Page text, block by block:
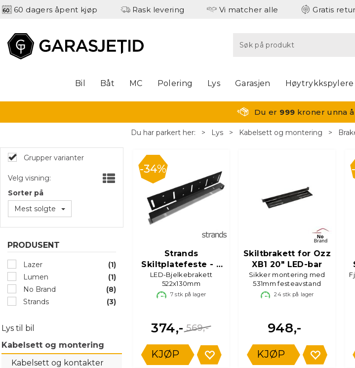
60 dagers åpent kjøp Rask levering Vi matcher alle Gratis retur
Bil Båt MC Polering Lys Garasjen Høytrykkspylere
Du er 999 kroner unna å
Du har parkert her: > Lys > Kabelsett og montering >
Grupper varianter
Velg visning:
Sorter på
Mest solgte
PRODUSENT
Lazer
(1)
Lumen
(1)
No Brand
(8)
Strands
(3)
Lys til bil
Kabelsett og montering
Kabelsett og kontakter
34%
Strands
Skiltplatefeste - 2
fester
LED-Bjelkebrakett
522x130mm
7 stk på lager
569,-
374,-
KJØP
Skiltbrakett for Ozz
XB1 20" LED-bar
Sikker montering med
531mm festeavstand
24stk på lager
948,-
KJØP